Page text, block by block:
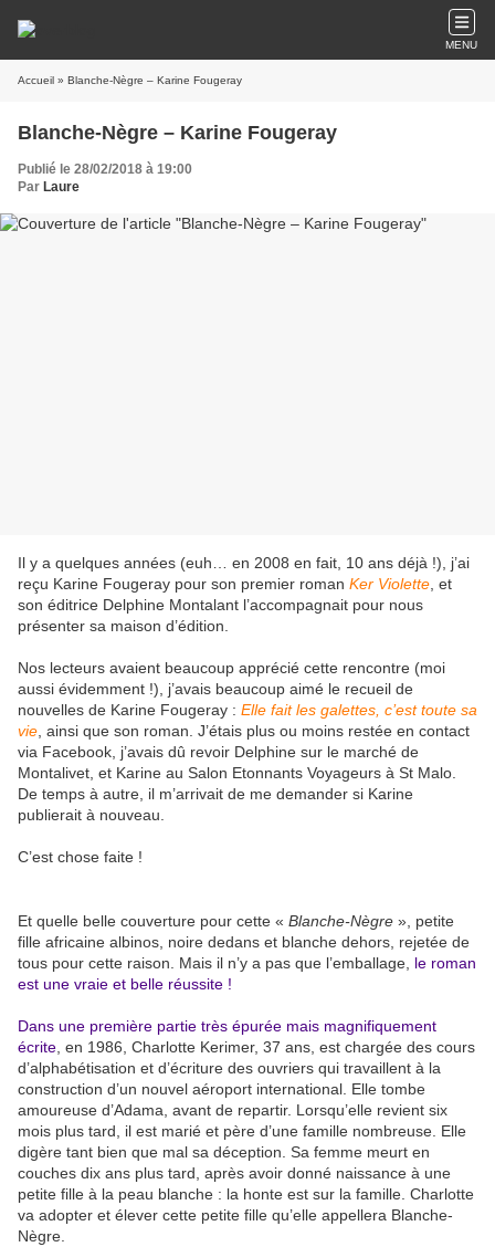
MENU
Accueil » Blanche-Nègre – Karine Fougeray
Blanche-Nègre – Karine Fougeray
Publié le 28/02/2018 à 19:00
Par Laure
Il y a quelques années (euh… en 2008 en fait, 10 ans déjà !), j’ai
reçu Karine Fougeray pour son premier roman Ker Violette , et
son éditrice Delphine Montalant l’accompagnait pour nous
présenter sa maison d’édition.
Nos lecteurs avaient beaucoup apprécié cette rencontre (moi
aussi évidemment !), j’avais beaucoup aimé le recueil de
nouvelles de Karine Fougeray : Elle fait les galettes, c’est toute sa
vie , ainsi que son roman. J’étais plus ou moins restée en contact
via Facebook, j’avais dû revoir Delphine sur le marché de
Montalivet, et Karine au Salon Etonnants Voyageurs à St Malo.
De temps à autre, il m’arrivait de me demander si Karine
publierait à nouveau.
C’est chose faite !
Et quelle belle couverture pour cette « Blanche-Nègre », petite
fille africaine albinos, noire dedans et blanche dehors, rejetée de
tous pour cette raison. Mais il n’y a pas que l’emballage, le roman
est une vraie et belle réussite !
Dans une première partie très épurée mais magnifiquement
écrite , en 1986, Charlotte Kerimer, 37 ans, est chargée des cours
d’alphabétisation et d’écriture des ouvriers qui travaillent à la
construction d’un nouvel aéroport international. Elle tombe
amoureuse d’Adama, avant de repartir. Lorsqu’elle revient six
mois plus tard, il est marié et père d’une famille nombreuse. Elle
digère tant bien que mal sa déception. Sa femme meurt en
couches dix ans plus tard, après avoir donné naissance à une
petite fille à la peau blanche : la honte est sur la famille. Charlotte
va adopter et élever cette petite fille qu’elle appellera Blanche-
Nègre.